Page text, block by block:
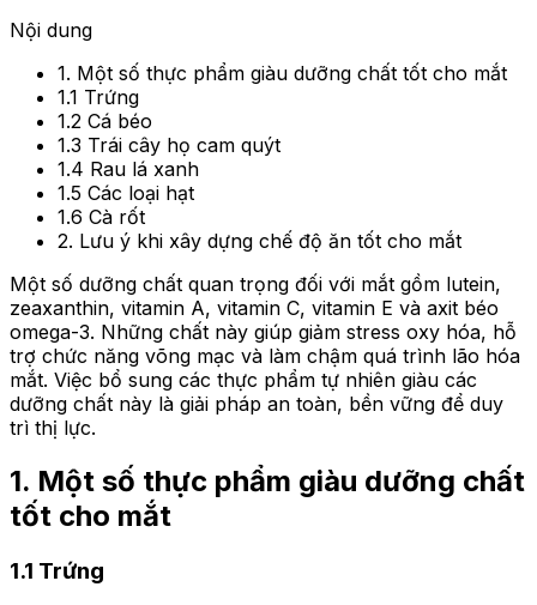
Nội dung
1. Một số thực phẩm giàu dưỡng chất tốt cho mắt
1.1 Trứng
1.2 Cá béo
1.3 Trái cây họ cam quýt
1.4 Rau lá xanh
1.5 Các loại hạt
1.6 Cà rốt
2. Lưu ý khi xây dựng chế độ ăn tốt cho mắt
Một số dưỡng chất quan trọng đối với mắt gồm lutein,
zeaxanthin, vitamin A, vitamin C, vitamin E và axit béo
omega-3. Những chất này giúp giảm stress oxy hóa, hỗ
trợ chức năng võng mạc và làm chậm quá trình lão hóa
mắt. Việc bổ sung các thực phẩm tự nhiên giàu các
dưỡng chất này là giải pháp an toàn, bền vững để duy
trì thị lực.
1. Một số thực phẩm giàu dưỡng chất
tốt cho mắt
1.1 Trứng